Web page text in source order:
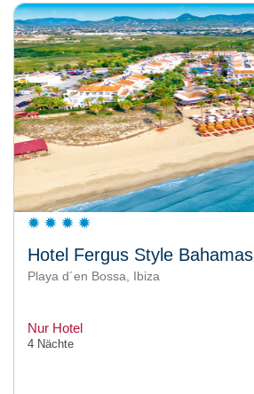
Hotel Fergus Style Bahamas
Playa d´en Bossa, Ibiza
Nur Hotel
4 Nächte